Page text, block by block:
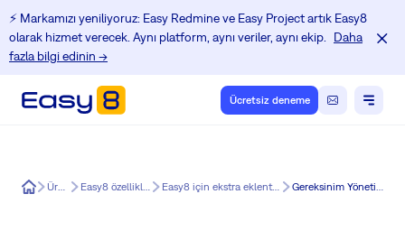
⚡️ Markamızı yeniliyoruz: Easy Redmine ve Easy Project artık Easy8
olarak hizmet verecek. Aynı platform, aynı veriler, aynı ekip.
Daha
fazla bilgi edinin →
Ücretsiz deneme
Easy8 Ürün Easy8 özellikleri Easy8 için ekstra eklentiler Gereksinim Yönetimi